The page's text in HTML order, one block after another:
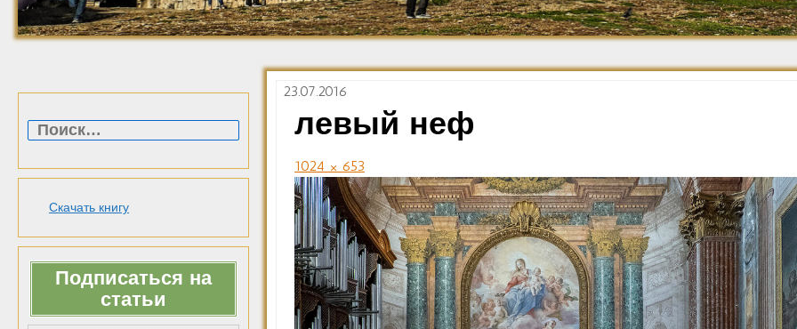
Барокко
Скачать книгу
Подписаться на
статьи
23.07.2016
левый неф
1024 × 653